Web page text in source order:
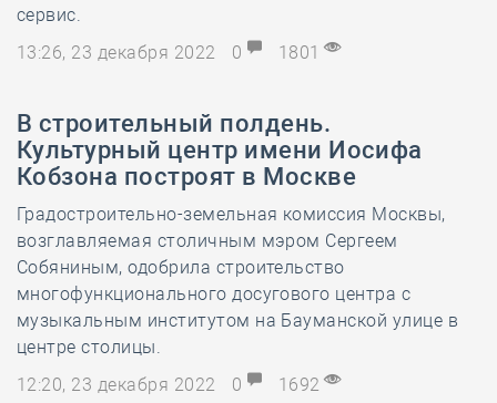
сервис.
13:26, 23 декабря 2022
0 1801
В строительный полдень.
Культурный центр имени Иосифа
Кобзона построят в Москве
Градостроительно-земельная комиссия Москвы,
возглавляемая столичным мэром Сергеем
Собяниным, одобрила строительство
многофункционального досугового центра с
музыкальным институтом на Бауманской улице в
центре столицы.
12:20, 23 декабря 2022
0 1692